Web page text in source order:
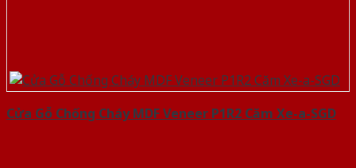
Cửa Gỗ Chống Cháy MDF Veneer P1R2 Căm Xe-a-SGD